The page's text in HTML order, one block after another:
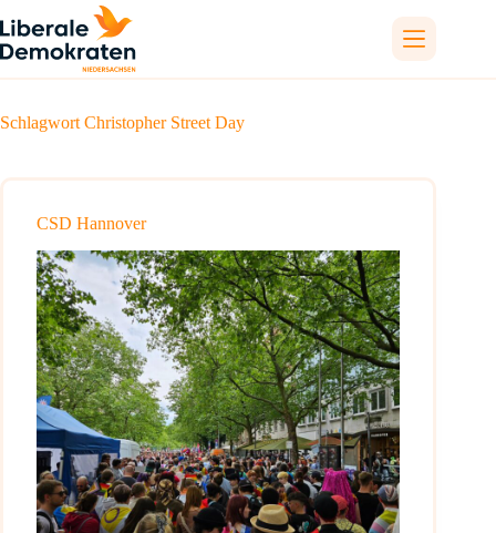
Inhalt
springen
Schlagwort Christopher Street Day
CSD Hannover